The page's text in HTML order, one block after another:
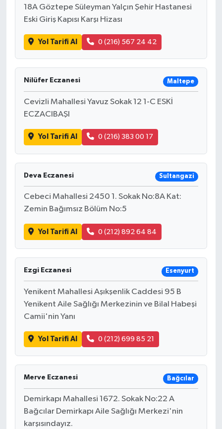
18A Göztepe Süleyman Yalçın Şehir Hastanesi
Eski Giriş Kapısı Karşı Hizası
Yol Tarifi Al 0 (216) 567 24 42
Nilüfer Eczanesi Maltepe
Cevizli Mahallesi Yavuz Sokak 12 1-C ESKİ
ECZACIBAŞI
Yol Tarifi Al 0 (216) 383 00 17
Deva Eczanesi Sultangazi
Cebeci Mahallesi 2450 1. Sokak No:8A Kat:
Zemin Bağımsız Bölüm No:5
Yol Tarifi Al 0 (212) 892 64 84
Ezgi Eczanesi Esenyurt
Yenikent Mahallesi Aşıkşenlik Caddesi 95 B
Yenikent Aile Sağlığı Merkezinin ve Bilal Habeşi
Camii'nin Yanı
Yol Tarifi Al 0 (212) 699 85 21
Merve Eczanesi Bağcılar
Demirkapı Mahallesi 1672. Sokak No:22 A
Bağcılar Demirkapı Aile Sağlığı Merkezi'nin
karşısındayız.